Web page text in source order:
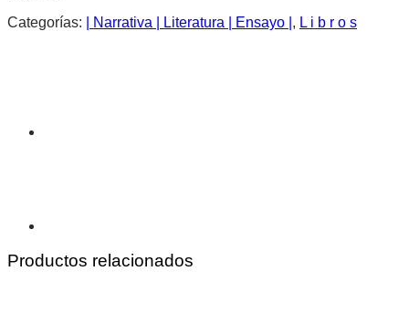
Categorías:
| Narrativa | Literatura | Ensayo | , L i b r o s
Productos relacionados